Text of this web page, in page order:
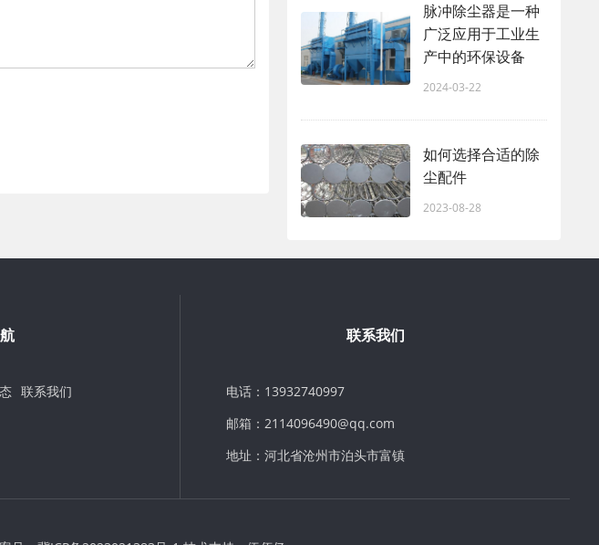
脉冲除尘器是一种
广泛应用于工业生
产中的环保设备
2024-03-22
如何选择合适的除
尘配件
2023-08-28
联系我们
联系我们
电话：13932740997
邮箱：2114096490@qq.com
地址：河北省沧州市泊头市富镇